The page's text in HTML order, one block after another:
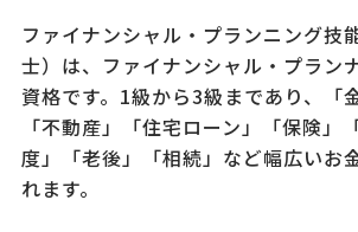
ファイナンシャル・プランニング技
士）は、ファイナンシャル・プラン
資格です。1級から3級まであり、「
「不動産」「住宅ローン」「保険」
度」「老後」「相続」など幅広いお
れます。